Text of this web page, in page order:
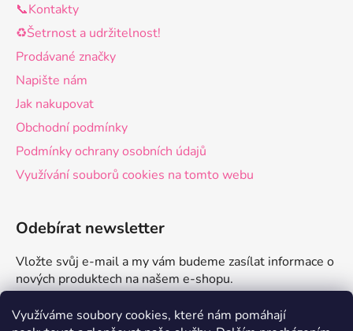
Využíváme soubory cookies, které nám pomáhají
📞Kontakty
♻️Šetrnost a udržitelnost!
Prodávané značky
Napište nám
Jak nakupovat
Obchodní podmínky
Podmínky ochrany osobních údajů
Využívání souborů cookies na tomto webu
Odebírat newsletter
Vložte svůj e-mail a my vám budeme zasílat informace o
nových produktech na našem e-shopu.
E-mail